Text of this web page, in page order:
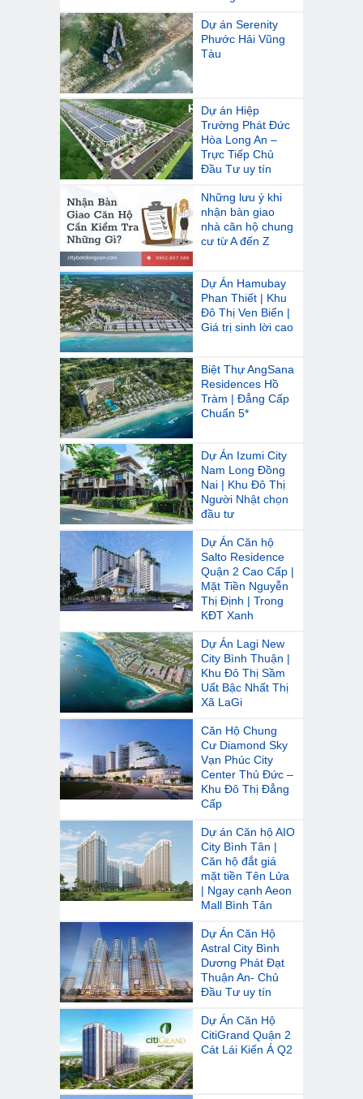
Dự án Serenity
Phước Hải Vũng
Tàu
Dự án Hiệp
Trường Phát Đức
Hòa Long An –
Trực Tiếp Chủ
Đầu Tư uy tín
Những lưu ý khi
nhận bàn giao
nhà căn hộ chung
cư từ A đến Z
Dự Án Hamubay
Phan Thiết | Khu
Đô Thị Ven Biển |
Giá trị sinh lời cao
Biệt Thự AngSana
Residences Hồ
Tràm | Đẳng Cấp
Chuẩn 5*
Dự Án Izumi City
Nam Long Đồng
Nai | Khu Đô Thị
Người Nhật chọn
đầu tư
Dự Án Căn hộ
Salto Residence
Quận 2 Cao Cấp |
Mặt Tiền Nguyễn
Thị Định | Trong
KĐT Xanh
Dự Án Lagi New
City Bình Thuận |
Khu Đô Thị Sầm
Uất Bậc Nhất Thị
Xã LaGi
Căn Hộ Chung
Cư Diamond Sky
Vạn Phúc City
Center Thủ Đức –
Khu Đô Thị Đẳng
Cấp
Dự án Căn hộ AIO
City Bình Tân |
Căn hộ đắt giá
mặt tiền Tên Lửa
| Ngay cạnh Aeon
Mall Bình Tân
Dự Án Căn Hộ
Astral City Bình
Dương Phát Đạt
Thuận An- Chủ
Đầu Tư uy tín
Dự Án Căn Hộ
CitiGrand Quận 2
Cát Lái Kiến Á Q2